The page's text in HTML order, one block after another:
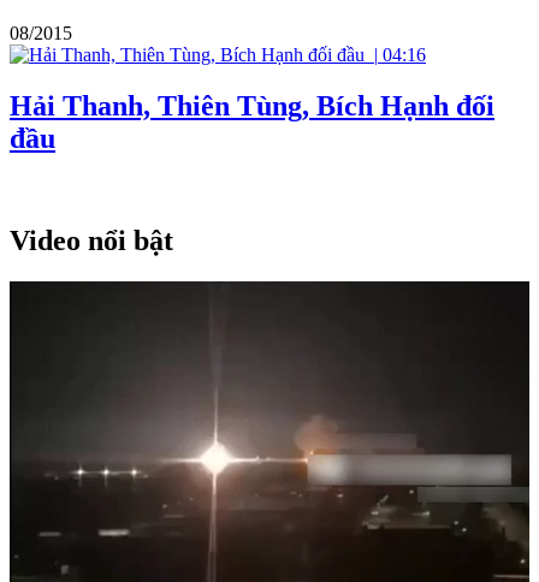
08/2015
| 04:16
Hải Thanh, Thiên Tùng, Bích Hạnh đối
đầu
Video nổi bật